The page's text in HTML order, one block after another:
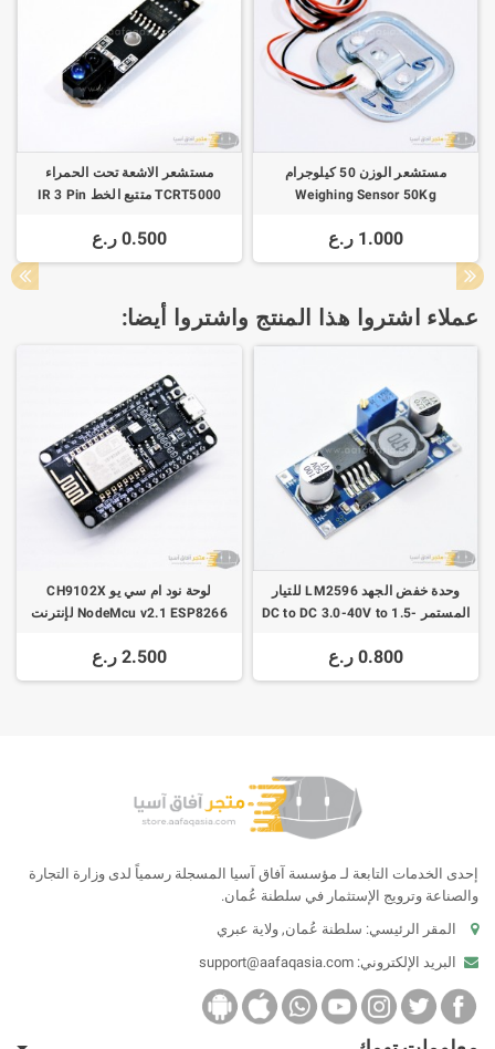
مستشعر الوزن 50 كيلوجرام
Weighing Sensor 50Kg
1.000 ر.ع
مستشعر الاشعة تحت الحمراء
TCRT5000 متتبع الخط IR 3 Pin
0.500 ر.ع
عملاء اشتروا هذا المنتج واشتروا أيضا:
وحدة خفض الجهد LM2596 للتيار
المستمر DC to DC 3.0-40V to 1.5-
0.800 ر.ع
لوحة نود ام سي يو CH9102X
NodeMcu v2.1 ESP8266 لإنترنت
2.500 ر.ع
إحدى الخدمات التابعة لـ مؤسسة آفاق آسيا المسجلة رسمياً لدى وزارة التجارة
والصناعة وترويج الإستثمار في سلطنة عُمان.
المقر الرئيسي: سلطنة عُمان, ولاية عبري
البريد الإلكتروني: support@aafaqasia.com